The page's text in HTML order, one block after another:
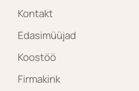
Kontakt
Edasimüüjad
Koostöö
Firmakink